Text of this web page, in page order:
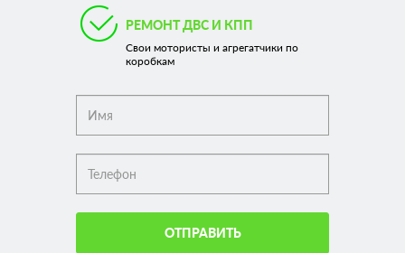
РЕМОНТ ДВС И КПП
Свои мотористы и агрегатчики по
коробкам
ОТПРАВИТЬ